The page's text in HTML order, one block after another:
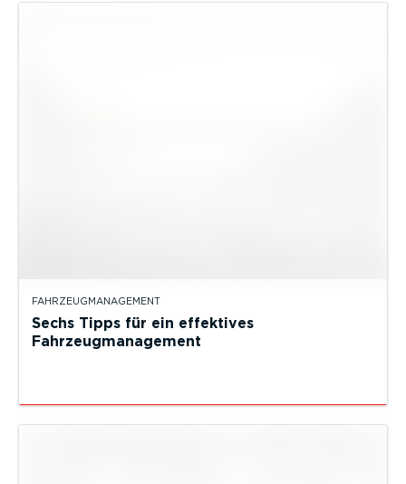
FAHRZEUGMANAGEMENT
Sechs Tipps für ein effektives
Fahrzeugmanagement